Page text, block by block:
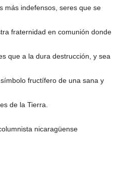
más indefensos, seres que se
fraternidad en comunión donde
que a la dura destrucción, y sea
fructífero de una sana y
de la Tierra.
nicaragüense